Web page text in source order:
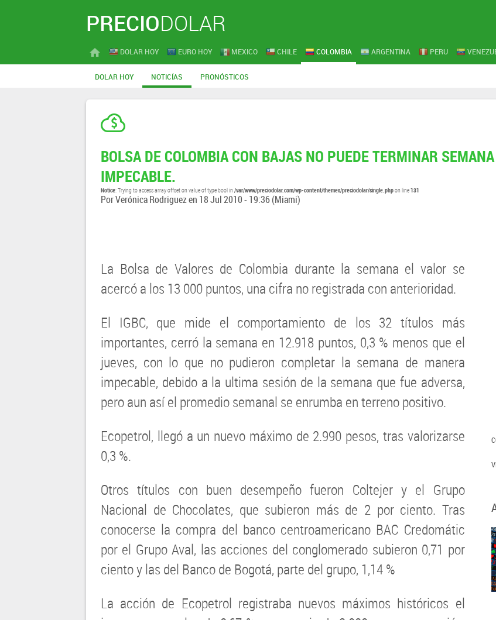
PRECIODOLAR
DOLAR HOY EURO HOY MEXICO CHILE COLOMBIA ARGENTINA PERU
DOLAR HOY NOTICÍAS PRONÓSTICOS
BOLSA DE COLOMBIA CON BAJAS NO PUEDE TERMINAR SEMANA
IMPECABLE.
Notice: Trying to access array offset on value of type bool in /var/www/preciodolar.com/wp-content/themes/preciodolar/single.phpon line131
PorVerónica Rodriguezen 18 Jul 2010 - 19:36(Miami)
La Bolsa de Valores de Colombia durante la semana el valor se
acercó a los 13 000 puntos, una cifra no registrada con anterioridad.
El IGBC, que mide el comportamiento de los 32 títulos más
importantes, cerró la semana en 12.918 puntos, 0,3 % menos que el
jueves, con lo que no pudieron completar la semana de manera
impecable, debido a la ultima sesión de la semana que fue adversa,
pero aun así el promedio semanal se enrumba en terreno positivo.
Ecopetrol, llegó a un nuevo máximo de 2.990 pesos, tras valorizarse
0,3 %.
Otros títulos con buen desempeño fueron Coltejer y el Grupo
Nacional de Chocolates, que subieron más de 2 por ciento. Tras
conocerse la compra del banco centroamericano BAC Credomátic
por el Grupo Aval, las acciones del conglomerado subieron 0,71 por
ciento y las del Banco de Bogotá, parte del grupo, 1,14 %
La acción de Ecopetrol registraba nuevos máximos históricos el